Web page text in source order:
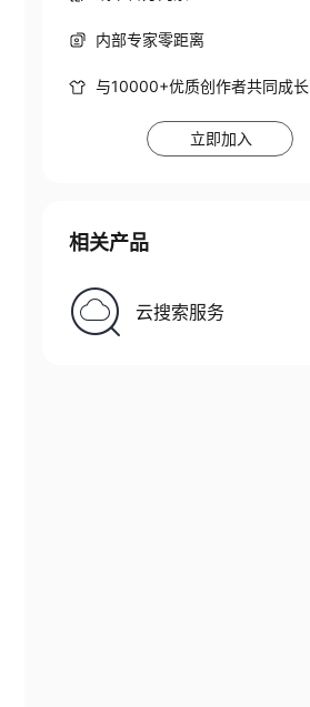
内部专家零距离
与10000+优质创作者共同成长
立即加入
相关产品
云搜索服务